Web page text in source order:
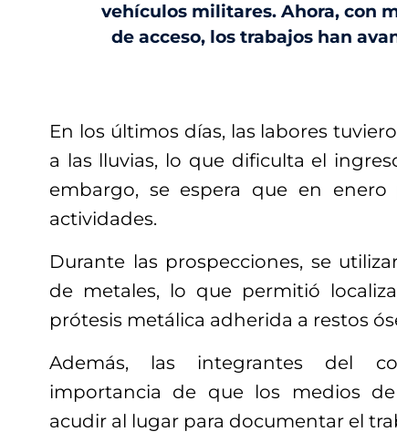
vehículos militares. Ahora, con
de acceso, los trabajos han
En los últimos días, las labores
a las lluvias, lo que dificulta el
embargo, se espera que en enero
actividades.
Durante las prospecciones, se
de metales, lo que permitió
prótesis metálica adherida a restos
Además, las integrantes del
importancia de que los medios
acudir al lugar para documentar el